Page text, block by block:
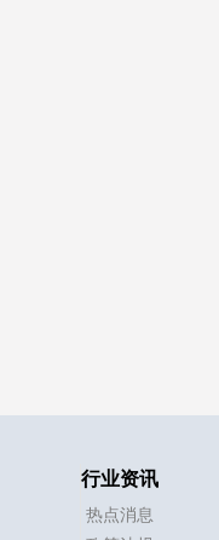
行业资讯
热点消息